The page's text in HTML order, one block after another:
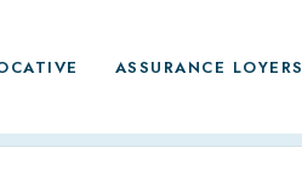
ASSURANCE LOYERS